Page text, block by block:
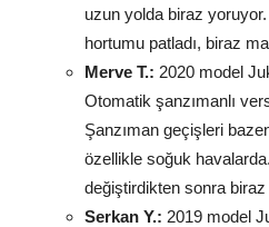
uzun yolda biraz
hortumu patladı, biraz
Merve T.: 2020 model
Otomatik şanzımanlı
Şanzıman geçişleri
özellikle soğuk
değiştirdikten sonra biraz
Serkan Y.: 2019 model